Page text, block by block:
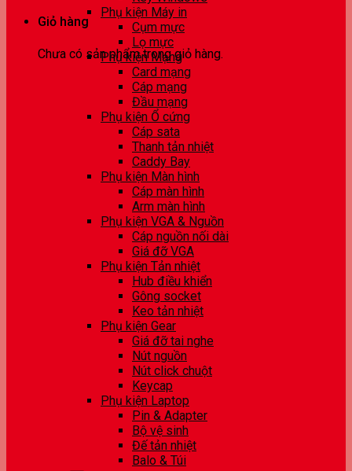
Giỏ hàng
Chưa có sản phẩm trong giỏ hàng.
Phụ kiện Máy in
Cụm mực
Lọ mực
Phụ kiện Mạng
Card mạng
Cáp mạng
Đầu mạng
Phụ kiện Ổ cứng
Cáp sata
Thanh tản nhiệt
Caddy Bay
Phụ kiện Màn hình
Cáp màn hình
Arm màn hình
Phụ kiện VGA & Nguồn
Cáp nguồn nối dài
Giá đỡ VGA
Phụ kiện Tản nhiệt
Hub điều khiển
Gông socket
Keo tản nhiệt
Phụ kiện Gear
Giá đỡ tai nghe
Nút nguồn
Nút click chuột
Keycap
Phụ kiện Laptop
Pin & Adapter
Bộ vệ sinh
Đế tản nhiệt
Balo & Túi